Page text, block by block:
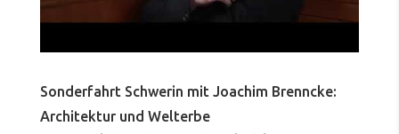
Sonderfahrt Schwerin mit Joachim Brenncke:
Architektur und Welterbe